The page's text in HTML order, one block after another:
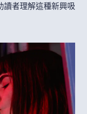
讀者理解這種新興吸